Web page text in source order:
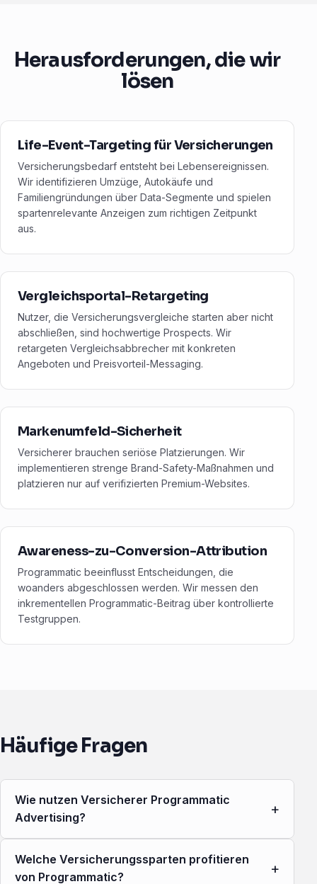
Herausforderungen, die wir
lösen
Life-Event-Targeting für Versicherungen
Versicherungsbedarf entsteht bei Lebensereignissen.
Wir identifizieren Umzüge, Autokäufe und
Familiengründungen über Data-Segmente und spielen
spartenrelevante Anzeigen zum richtigen Zeitpunkt
aus.
Vergleichsportal-Retargeting
Nutzer, die Versicherungsvergleiche starten aber nicht
abschließen, sind hochwertige Prospects. Wir
retargeten Vergleichsabbrecher mit konkreten
Angeboten und Preisvorteil-Messaging.
Markenumfeld-Sicherheit
Versicherer brauchen seriöse Platzierungen. Wir
implementieren strenge Brand-Safety-Maßnahmen und
platzieren nur auf verifizierten Premium-Websites.
Awareness-zu-Conversion-Attribution
Programmatic beeinflusst Entscheidungen, die
woanders abgeschlossen werden. Wir messen den
inkrementellen Programmatic-Beitrag über kontrollierte
Testgruppen.
Häufige Fragen
Wie nutzen Versicherer Programmatic
Advertising?
+
Welche Versicherungssparten profitieren
von Programmatic?
+